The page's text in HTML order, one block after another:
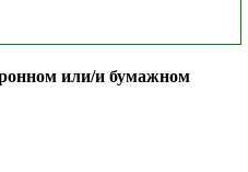
или/и бумажном